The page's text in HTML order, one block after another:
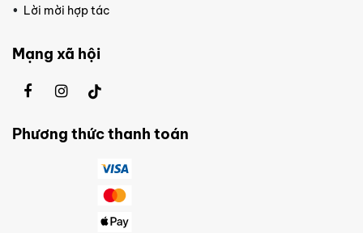
Lời mời hợp tác
Mạng xã hội
Phương thức thanh toán